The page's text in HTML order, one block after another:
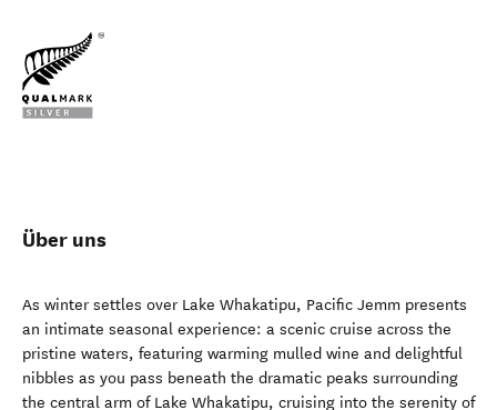
Über uns
As winter settles over Lake Whakatipu, Pacific Jemm presents
an intimate seasonal experience: a scenic cruise across the
pristine waters, featuring warming mulled wine and delightful
nibbles as you pass beneath the dramatic peaks surrounding
the central arm of Lake Whakatipu, cruising into the serenity of